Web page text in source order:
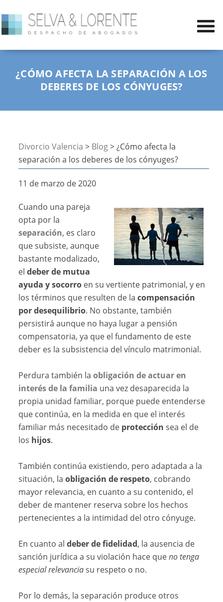
¿CÓMO AFECTA LA SEPARACIÓN A LOS
DEBERES DE LOS CÓNYUGES?
Divorcio Valencia > Blog> ¿Cómo afecta la
separación a los deberes de los cónyuges?
11 de marzo de 2020
Cuando una pareja
opta por la
separación, es claro
que subsiste, aunque
bastante modalizado,
eldeber de mutua
ayuda y socorro en su vertiente patrimonial, y en
los términos que resulten de lacompensación
por desequilibrio. No obstante, también
persistirá aunque no haya lugar a pensión
compensatoria, ya que el fundamento de este
deber es la subsistencia del vínculo matrimonial.
Perdura también laobligación de actuar en
interés de la familia una vez desaparecida la
propia unidad familiar, porque puede entenderse
que continúa, en la medida en que el interés
familiar más necesitado de protección sea el de
los hijos.
También continúa existiendo, pero adaptada a la
situación, laobligación de respeto, cobrando
mayor relevancia, en cuanto a su contenido, el
deber de mantener reserva sobre los hechos
pertenecientes a la intimidad del otro cónyuge.
En cuanto aldeber de fidelidad, la ausencia de
sanción jurídica a su violación hace queno tenga
especial relevanciasu respeto o no.
Por lo demás, la separación produce otros